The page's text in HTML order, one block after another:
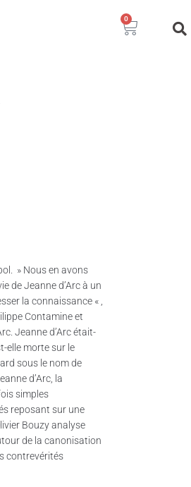
0
» Nous en avons
de Jeanne d’Arc à un
la connaissance « ,
Contamine et
Jeanne d’Arc était-
elle morte sur le
sous le nom de
d’Arc, la
simples
reposant sur une
Bouzy analyse
de la canonisation
contrevérités